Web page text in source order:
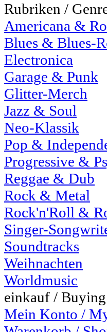
Rubriken /
Americana &
Blues & Blues-
Electronica
Garage & Punk
Glitter-Merch
Jazz & Soul
Neo-Klassik
Pop &
Progressive &
Reggae & Dub
Rock & Metal
Rock'n'Roll &
Singer-
Soundtracks
Weihnachten
Worldmusic
einkauf / Buying
Mein Konto /